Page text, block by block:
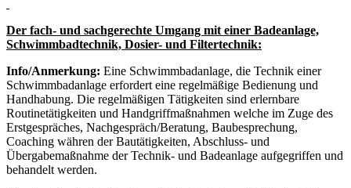
Der fach- und sachgerechte Umgang mit einer Badeanlage,
Schwimmbadtechnik, Dosier- und Filtertechnik:
Info/Anmerkung: Eine Schwimmbadanlage, die Technik einer
Schwimmbadanlage erfordert eine regelmäßige Bedienung und
Handhabung. Die regelmäßigen Tätigkeiten sind erlernbare
Routinetätigkeiten und Handgriffmaßnahmen welche im Zuge des
Erstgespräches, Nachgespräch/Beratung, Baubesprechung,
Coaching währen der Bautätigkeiten, Abschluss- und
Übergabemaßnahme der Technik- und Badeanlage aufgegriffen und
behandelt werden.